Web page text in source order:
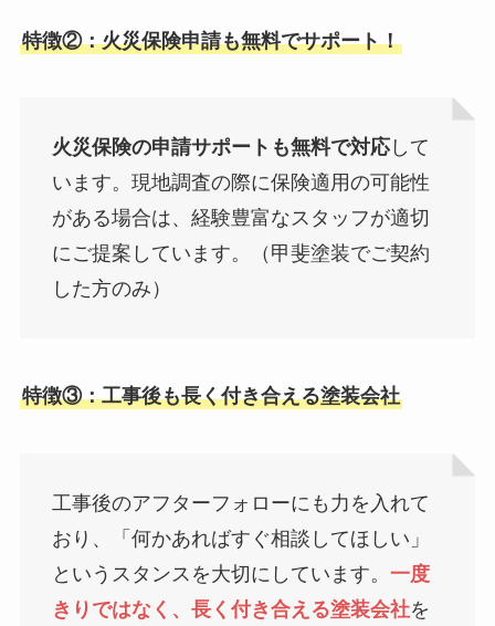
特徴②：火災保険申請も無料でサポート！
火災保険の申請サポートも無料で対応して
います。現地調査の際に保険適用の可能性
がある場合は、経験豊富なスタッフが適切
にご提案しています。（甲斐塗装でご契約
した方のみ）
特徴③：工事後も長く付き合える塗装会社
工事後のアフターフォローにも力を入れて
おり、「何かあればすぐ相談してほしい」
というスタンスを大切にしています。 一度
きりではなく、長く付き合える塗装会社を